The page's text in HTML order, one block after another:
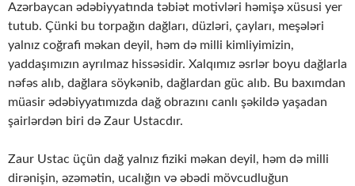
Azərbaycan ədəbiyyatında təbiət motivləri həmişə xüsusi yer
tutub. Çünki bu torpağın dağları, düzləri, çayları, meşələri
yalnız coğrafi məkan deyil, həm də milli kimliyimizin,
yaddaşımızın ayrılmaz hissəsidir. Xalqımız əsrlər boyu dağlarla
nəfəs alıb, dağlara söykənib, dağlardan güc alıb. Bu baxımdan
müasir ədəbiyyatımızda dağ obrazını canlı şəkildə yaşadan
şairlərdən biri də Zaur Ustacdır.
Zaur Ustac üçün dağ yalnız fiziki məkan deyil, həm də milli
dirənişin, əzəmətin, ucalığın və əbədi mövcudluğun